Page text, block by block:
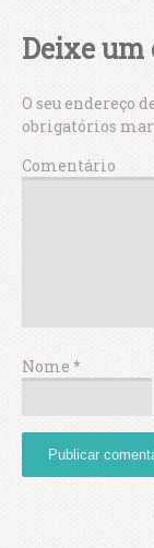
Deixe
O seu endereço
obrigatórios
Comentário
Nome *